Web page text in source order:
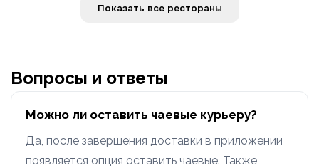
Показать все рестораны
Вопросы и ответы
Можно ли оставить чаевые курьеру?
Да, после завершения доставки в приложении
появляется опция оставить чаевые. Также